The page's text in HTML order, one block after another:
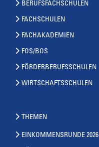
BERUFSFACHSCHULEN
FACHSCHULEN
FACHAKADEMIEN
FOS/BOS
FÖRDERBERUFSSCHULEN
WIRTSCHAFTSSCHULEN
THEMEN
EINKOMMENSRUNDE 2026